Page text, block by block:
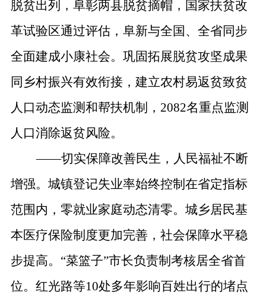
脱贫出列，阜彰两县脱贫摘帽，国家扶贫改
革试验区通过评估，阜新与全国、全省同步
全面建成小康社会。巩固拓展脱贫攻坚成果
同乡村振兴有效衔接，建立农村易返贫致贫
人口动态监测和帮扶机制， 2082名重点监测
人口消除返贫风险。
——切实保障改善民生，人民福祉不断
增强。 城镇登记失业率始终控制在省定指标
范围内，零就业家庭动态清零。城乡居民基
本医疗保险制度更加完善，社会保障水平稳
步提高。 “菜篮子”市长负责制考核居全省首
位。红光路等10处多年影响百姓出行的堵点